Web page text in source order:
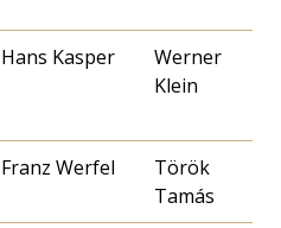
Hans Kasper
Werner
Klein
Franz Werfel
Török
Tamás